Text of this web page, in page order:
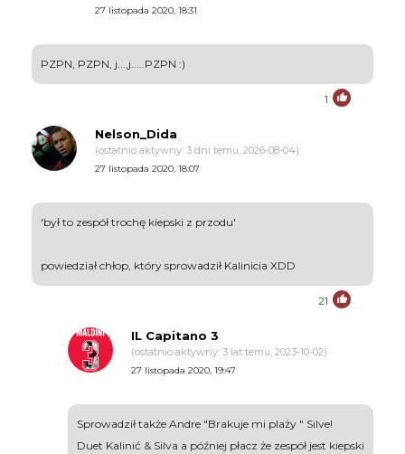
27 listopada 2020, 18:31
PZPN, PZPN, j...,j.....PZPN :)
1
Nelson_Dida
(ostatnio aktywny: 3 dni temu, 2026-08-04)
27 listopada 2020, 18:07
'był to zespół trochę kiepski z przodu'
powiedział chłop, który sprowadził Kalinicia XDD
21
IL Capitano 3
(ostatnio aktywny: 3 lat temu, 2023-10-02)
27 listopada 2020, 19:47
Sprowadził także Andre "Brakuje mi plaży " Silve!
Duet Kalinić & Silva a później płacz że zespół jest kiepski